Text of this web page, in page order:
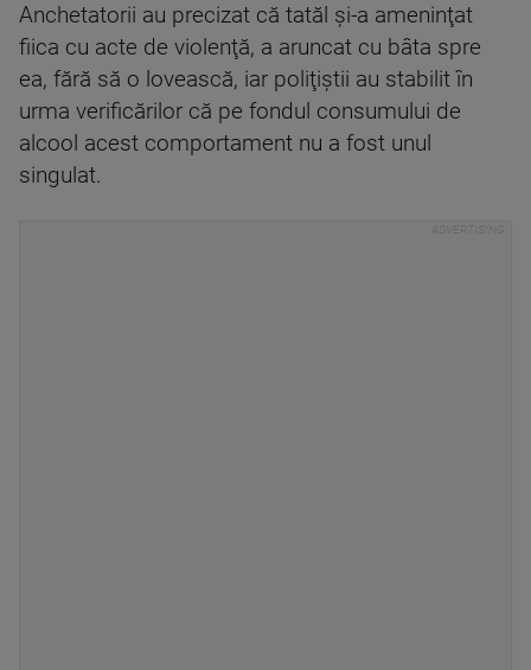
Anchetatorii au precizat că tatăl şi-a ameninţat
fiica cu acte de violenţă, a aruncat cu bâta spre
ea, fără să o lovească, iar poliţiştii au stabilit în
urma verificărilor că pe fondul consumului de
alcool acest comportament nu a fost unul
singulat.